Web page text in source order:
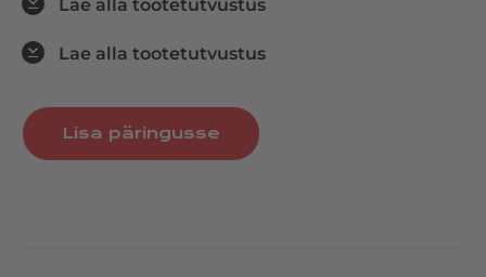
Lae alla tootetutvustus
Lae alla tootetutvustus
Lisa päringusse